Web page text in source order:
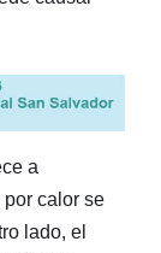
a
por calor se
lado, el